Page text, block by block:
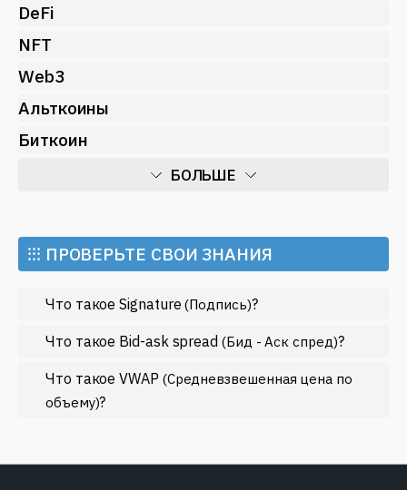
DeFi
NFT
Web3
Альткоины
Биткоин
БОЛЬШЕ
Майнинг
Метавселенные
Регулирование
Рынок и события
Экономика
Эфириум
⁝⁝⁝ ПРОВЕРЬТЕ СВОИ ЗНАНИЯ
Что такое Signature(Подпись)?
Что такое Bid-ask spread (Бид - Аск спред)?
Что такое VWAP (Средневзвешенная цена по
объему)?